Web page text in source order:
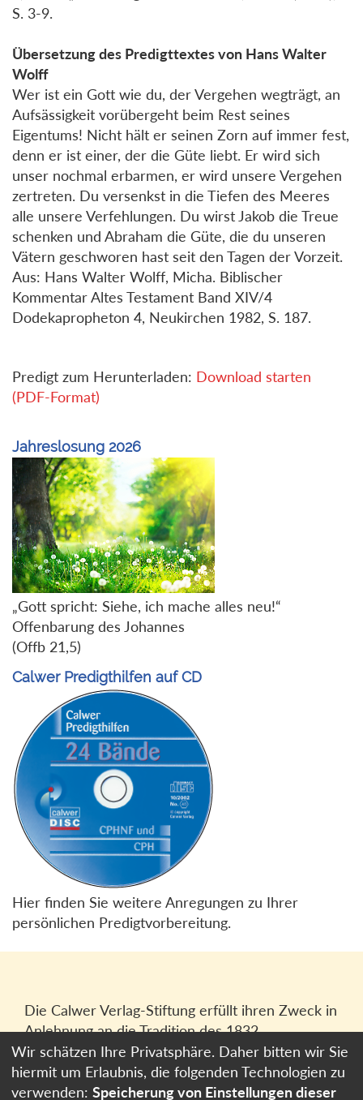
S. 3-9.
Übersetzung des Predigttextes von Hans Walter
Wolff
Wer ist ein Gott wie du, der Vergehen wegträgt, an
Aufsässigkeit vorübergeht beim Rest seines
Eigentums! Nicht hält er seinen Zorn auf immer fest,
denn er ist einer, der die Güte liebt. Er wird sich
unser nochmal erbarmen, er wird unsere Vergehen
zertreten. Du versenkst in die Tiefen des Meeres
alle unsere Verfehlungen. Du wirst Jakob die Treue
schenken und Abraham die Güte, die du unseren
Vätern geschworen hast seit den Tagen der Vorzeit.
Aus: Hans Walter Wolff, Micha. Biblischer
Kommentar Altes Testament Band XIV/4
Dodekapropheton 4, Neukirchen 1982, S. 187.
Predigt zum Herunterladen: Download starten
(PDF-Format)
Jahreslosung 2026
„Gott spricht: Siehe, ich mache alles neu!“
Offenbarung des Johannes
(Offb 21,5)
Calwer Predigthilfen auf CD
Hier finden Sie weitere Anregungen zu Ihrer
persönlichen Predigtvorbereitung.
Die Calwer Verlag-Stiftung erfüllt ihren Zweck in
Anlehnung an die Tradition des 1832
gegründeten Calwer Verlagsvereins, der
heutigen Calwer Verlag Bücher und Medien
GmbHin Stuttgart.
Wir schätzen Ihre Privatsphäre. Daher bitten wir Sie
hiermit um Erlaubnis, die folgenden Technologien zu
verwenden: Speicherung von Einstellungen dieser